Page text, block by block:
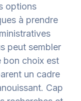
options
à prendre
peut sembler
bon choix est
un cadre
Cap